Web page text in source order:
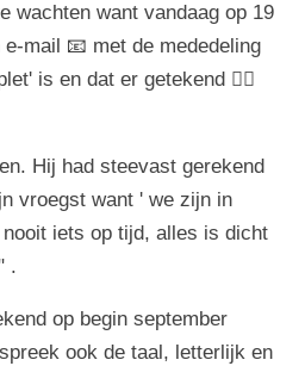
wachten want vandaag op 19
mail 📧 met de mededeling
is en dat er getekend ✍🏼
Hij had steevast gerekend
vroegst want ' we zijn in
iets op tijd, alles is dicht
.
op begin september
ook de taal, letterlijk en